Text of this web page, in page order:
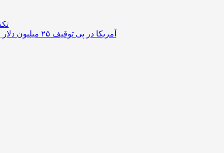
آمریکا در پی توقیف ۲۵ میلیون دلار رمزارز حاصل از کلاهبرداری‌های عاشقانه است